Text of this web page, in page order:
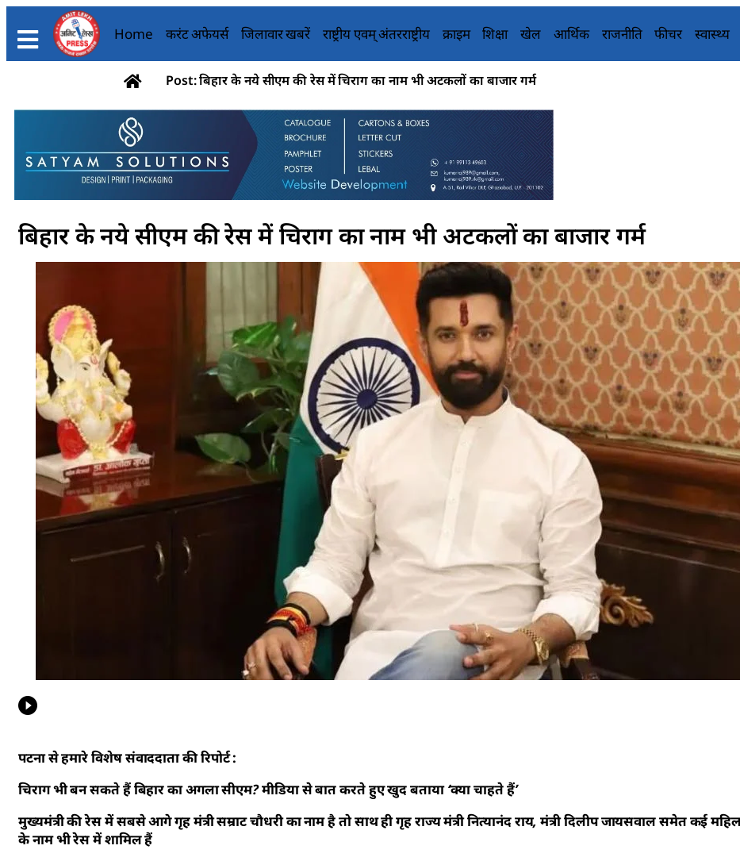
Home करंट अफेयर्स जिलावार खबरें राष्ट्रीय एवम् अंतरराष्ट्रीय क्राइम शिक्षा खेल आर्थिक राजनीति फीचर स्वास्थ्य
Post: बिहार के नये सीएम की रेस में चिराग का नाम भी अटकलों का बाजार गर्म
बिहार के नये सीएम की रेस में चिराग का नाम भी अटकलों का बाजार गर्म
पटना से हमारे विशेष संवाददाता की रिपोर्ट :
चिराग भी बन सकते हैं बिहार का अगला सीएम? मीडिया से बात करते हुए खुद बताया ‘क्या चाहते हैं’
मुख्यमंत्री की रेस में सबसे आगे गृह मंत्री सम्राट चौधरी का नाम है तो साथ ही गृह राज्य मंत्री नित्यानंद राय, मंत्री दिलीप जायसवाल समेत कई
के नाम भी रेस में शामिल हैं